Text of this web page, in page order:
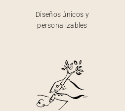
Diseños únicos y
personalizables